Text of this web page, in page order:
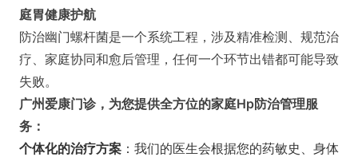
庭胃健康护航
防治幽门螺杆菌是一个系统工程，涉及精准检测、规范治
疗、家庭协同和愈后管理，任何一个环节出错都可能导致
失败。
广州爱康门诊，为您提供全方位的家庭Hp防治管理服
务：
个体化的治疗方案 ：我们的医生会根据您的药敏史、身体